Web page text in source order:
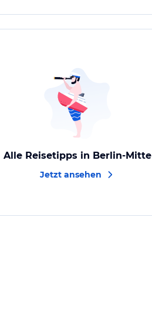
Alle Reisetipps in Berlin-Mitte
Jetzt ansehen